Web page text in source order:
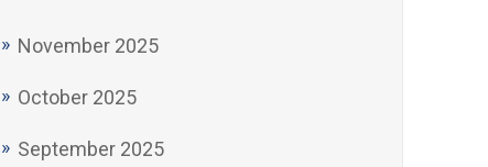
November 2025
October 2025
September 2025